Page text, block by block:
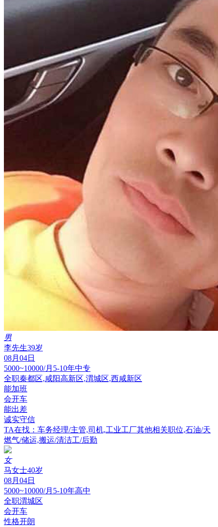
男
李先生39岁
08月04日
5000~10000/月 5-10年中专
全职秦都区,咸阳高新区,渭城区,西咸新区
能加班
会开车
能出差
诚实守信
TA在找：车务经理/主管,司机,工业工厂其他相关职位,石油/天
燃气/储运,搬运/清洁工/后勤
女
马女士40岁
08月04日
5000~10000/月 5-10年高中
全职渭城区
会开车
性格开朗